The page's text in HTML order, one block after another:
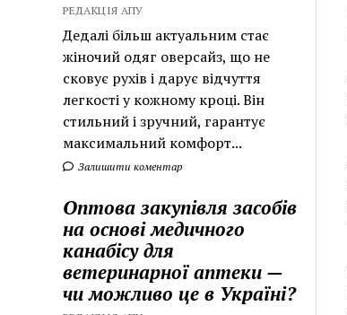
РЕДАКЦІЯ АПУ
Дедалі більш актуальним стає
жіночий одяг оверсайз, що не
сковує рухів і дарує відчуття
легкості у кожному кроці. Він
стильний і зручний, гарантує
максимальний комфорт...
Залишити коментар
Оптова закупівля засобів
на основі медичного
канабісу для
ветеринарної аптеки —
чи можливо це в Україні?